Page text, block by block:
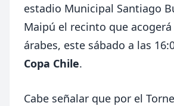
estadio Municipal Santiago
Maipú el recinto que
árabes, este sábado a las
Copa Chile.
Cabe señalar que por el